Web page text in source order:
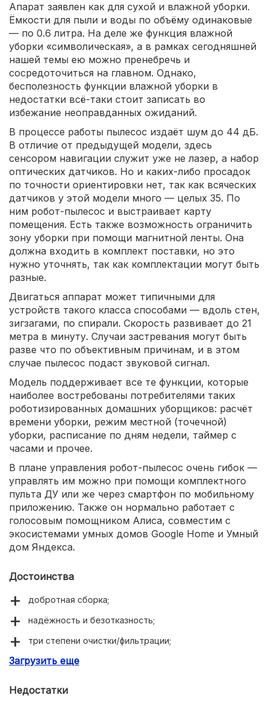
Апарат заявлен как для сухой и влажной уборки.
Ёмкости для пыли и воды по объёму одинаковые
— по 0.6 литра. На деле же функция влажной
уборки «символическая», а в рамках сегодняшней
нашей темы ею можно пренебречь и
сосредоточиться на главном. Однако,
бесполезность функции влажной уборки в
недостатки всё-таки стоит записать во
избежание неоправданных ожиданий.
В процессе работы пылесос издаёт шум до 44 дБ.
В отличие от предыдущей модели, здесь
сенсором навигации служит уже не лазер, а набор
оптических датчиков. Но и каких-либо просадок
по точности ориентировки нет, так как всяческих
датчиков у этой модели много — целых 35. По
ним робот-пылесос и выстраивает карту
помещения. Есть также возможность ограничить
зону уборки при помощи магнитной ленты. Она
должна входить в комплект поставки, но это
нужно уточнять, так как комплектации могут быть
разные.
Двигаться аппарат может типичными для
устройств такого класса способами — вдоль стен,
зигзагами, по спирали. Скорость развивает до 21
метра в минуту. Случаи застревания могут быть
разве что по объективным причинам, и в этом
случае пылесос подаст звуковой сигнал.
Модель поддерживает все те функции, которые
наиболее востребованы потребителями таких
роботизированных домашних уборщиков: расчёт
времени уборки, режим местной (точечной)
уборки, расписание по дням недели, таймер с
часами и прочее.
В плане управления робот-пылесос очень гибок —
управлять им можно при помощи комплектного
пульта ДУ или же через смартфон по мобильному
приложению. Также он нормально работает с
голосовым помощником Алиса, совместим с
экосистемами умных домов Google Home и Умный
дом Яндекса.
Достоинства
добротная сборка;
надёжность и безотказность;
три степени очистки/фильтрации;
Wi-Fi;
приложение;
Загрузить еще
Недостатки